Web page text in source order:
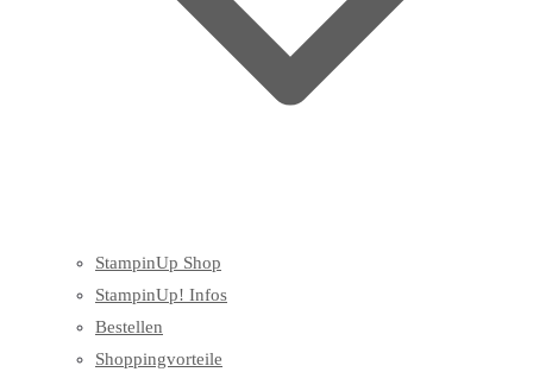
StampinUp Shop
StampinUp! Infos
Bestellen
Shoppingvorteile